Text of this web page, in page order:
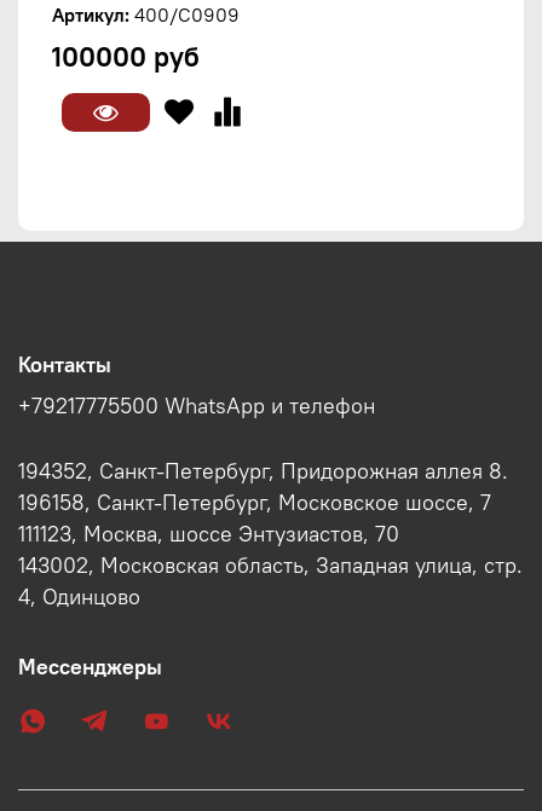
Артикул: 400/C0909
100000 руб
Контакты
+79217775500 WhatsApp и телефон
194352, Санкт-Петербург, Придорожная аллея 8.
196158, Санкт-Петербург, Московское шоссе, 7
111123, Москва, шоссе Энтузиастов, 70
143002, Московская область, Западная улица, стр.
4, Одинцово
Мессенджеры